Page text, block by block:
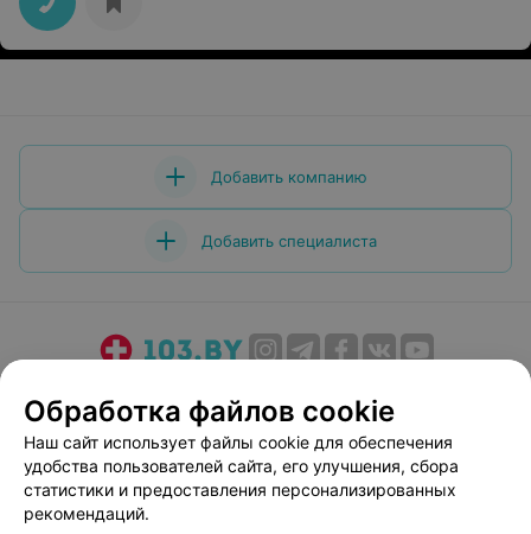
Добавить компанию
Добавить специалиста
Медицинский маркетинг
Публичный договор
Пользовательское соглашение
Способы оплаты
Вакансии
Партнеры
Написать руководителю 103.by
Обработка файлов cookie
Наш сайт использует файлы cookie для обеспечения
удобства пользователей сайта, его улучшения, сбора
статистики и предоставления персонализированных
рекомендаций.